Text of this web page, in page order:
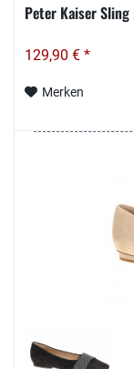
Peter Kaiser
129,90 € *
Merken